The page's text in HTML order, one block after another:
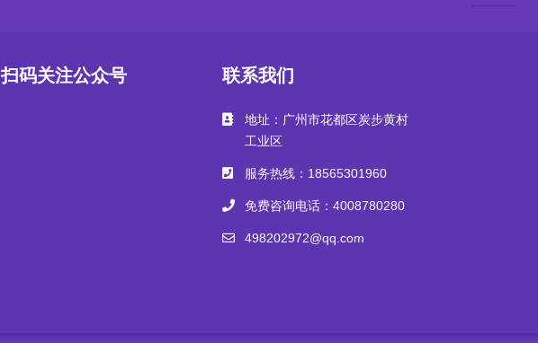
扫码关注公众号 联系我们
地址：广州市花都区炭步黄村
工业区
服务热线：18565301960
免费咨询电话：4008780280
498202972@qq.com